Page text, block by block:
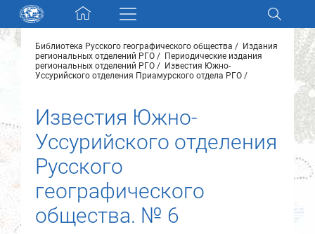
Skip navigation
Разделы и коллекции
Новости
О нас
Контакты
Библиотека Русского географического общества
Издания
региональных отделений РГО
Периодические издания
региональных отделений РГО
Известия Южно-
Уссурийского отделения Приамурского отдела РГО
Известия Южно-
Уссурийского отделения
Русского
географического
общества. № 6